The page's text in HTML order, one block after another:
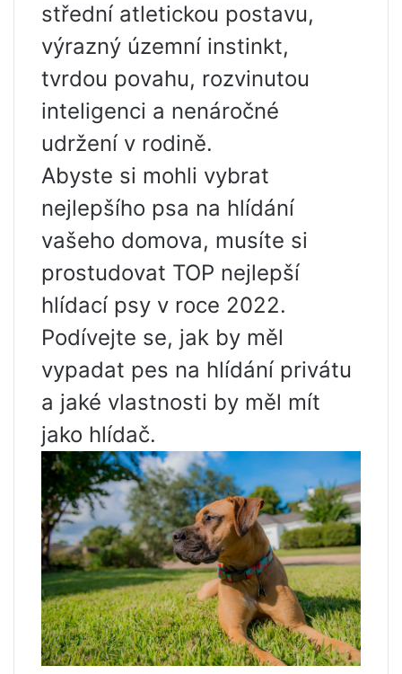
střední atletickou postavu,
výrazný územní instinkt,
tvrdou povahu, rozvinutou
inteligenci a nenáročné
udržení v rodině.
Abyste si mohli vybrat
nejlepšího psa na hlídání
vašeho domova, musíte si
prostudovat TOP nejlepší
hlídací psy v roce 2022.
Podívejte se, jak by měl
vypadat pes na hlídání privátu
a jaké vlastnosti by měl mít
jako hlídač.